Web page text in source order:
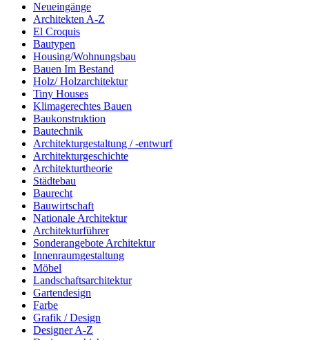
Neueingänge
Architekten A-Z
El Croquis
Bautypen
Housing/Wohnungsbau
Bauen Im Bestand
Holz/ Holzarchitektur
Tiny Houses
Klimagerechtes Bauen
Baukonstruktion
Bautechnik
Architekturgestaltung / -entwurf
Architekturgeschichte
Architekturtheorie
Städtebau
Baurecht
Bauwirtschaft
Nationale Architektur
Architekturführer
Sonderangebote Architektur
Innenraumgestaltung
Möbel
Landschaftsarchitektur
Gartendesign
Farbe
Grafik / Design
Designer A-Z